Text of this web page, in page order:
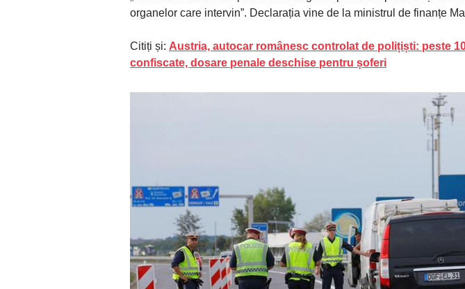
organelor care intervin”. Declarația vine de la ministrul de finanțe
Citiți și: Austria, autocar românesc controlat de polițiști: peste
confiscate, dosare penale deschise pentru șoferi